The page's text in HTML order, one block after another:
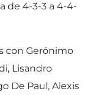
de 4-3-3 a 4-4-
con Gerónimo
Lisandro
De Paul, Alexis